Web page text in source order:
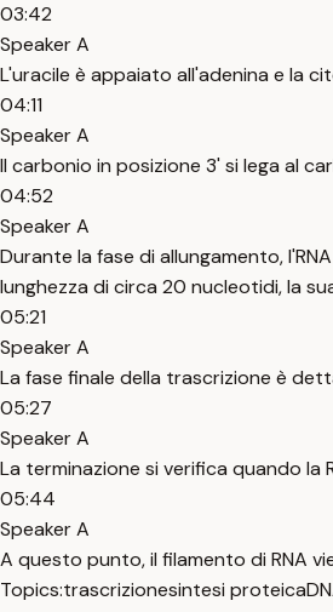
03:42
Speaker A
L'uracile è appaiato all'adenina e la
04:11
Speaker A
Il carbonio in posizione 3' si lega al
04:52
Speaker A
Durante la fase di allungamento,
lunghezza di circa 20 nucleotidi, la
05:21
Speaker A
La fase finale della trascrizione è
05:27
Speaker A
La terminazione si verifica quando
05:44
Speaker A
A questo punto, il filamento di RNA
Topics:trascrizionesintesi proteica